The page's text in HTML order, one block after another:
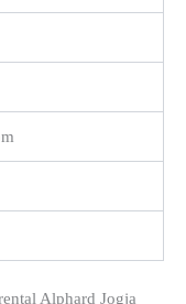
Alphard Jogja